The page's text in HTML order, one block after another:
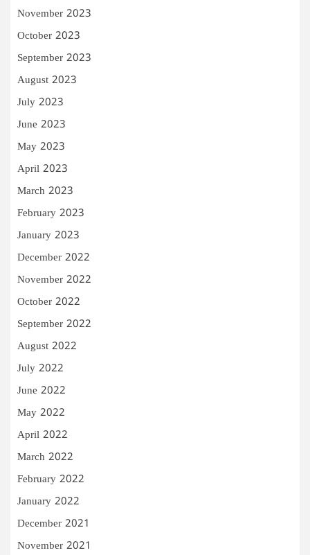
November 2023
October 2023
September 2023
August 2023
July 2023
June 2023
May 2023
April 2023
March 2023
February 2023
January 2023
December 2022
November 2022
October 2022
September 2022
August 2022
July 2022
June 2022
May 2022
April 2022
March 2022
February 2022
January 2022
December 2021
November 2021